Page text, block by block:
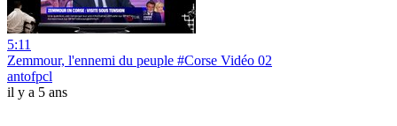
5:11
Zemmour, l'ennemi du peuple #Corse Vidéo 02
antofpcl
il y a 5 ans